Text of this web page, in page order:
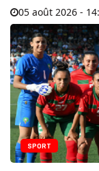
05 août 2026 -
SPORT